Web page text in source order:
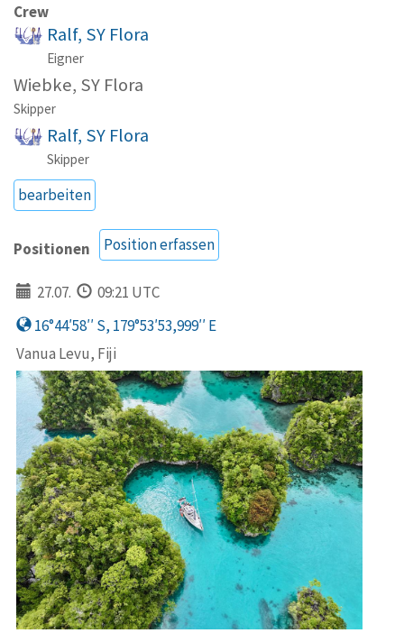
Crew
Ralf, SY Flora
Eigner
Wiebke, SY Flora
Skipper
Ralf, SY Flora
Skipper
bearbeiten
Positionen Position erfassen
27.07.
09:21 UTC
16°44′58′′ S, 179°53′53,999′′ E
Vanua Levu, Fiji